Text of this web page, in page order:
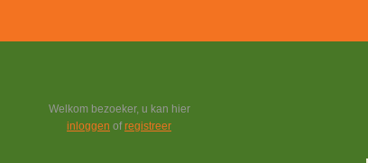
Welkom bezoeker, u kan hier
inloggen ofregistreer